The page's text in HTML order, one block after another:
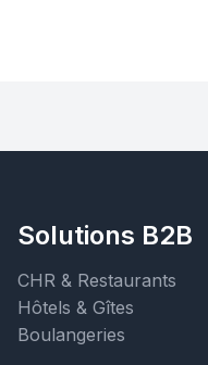
Solutions B2B
CHR & Restaurants
Hôtels & Gîtes
Boulangeries